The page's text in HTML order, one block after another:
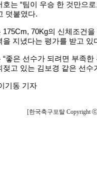
호는 “팀이 우승 한 것만으
덧붙였다.
175Cm, 70Kg의 신체조건
을 지녔다는 평가를 받고 있
“좋은 선수가 되려면 부족
젖고 있는 김보경 같은 선수
기동 기자
[한국축구포탈 Copyright